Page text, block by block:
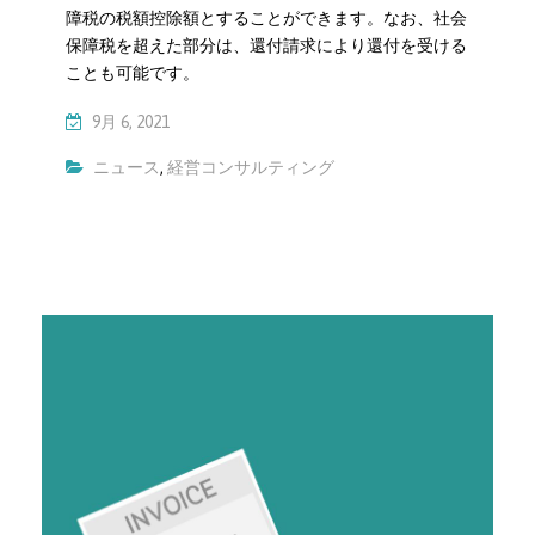
障税の税額控除額とすることができます。なお、社会
保障税を超えた部分は、還付請求により還付を受ける
ことも可能です。
9月 6, 2021
ニュース, 経営コンサルティング